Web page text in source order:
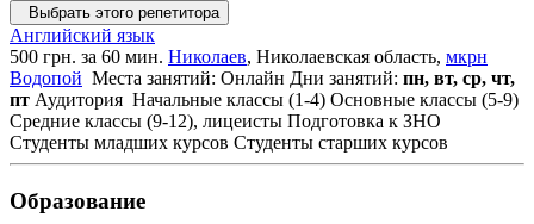
Выбрать этого репетитора
Английский язык
500 грн. за 60 мин. Николаев, Николаевская область, мкрн
Водопой Места занятий: Онлайн Дни занятий: пн, вт, ср, чт,
пт Аудитория Начальные классы (1-4) Основные классы (5-9)
Средние классы (9-12), лицеисты Подготовка к ЗНО
Студенты младших курсов Студенты старших курсов
Образование